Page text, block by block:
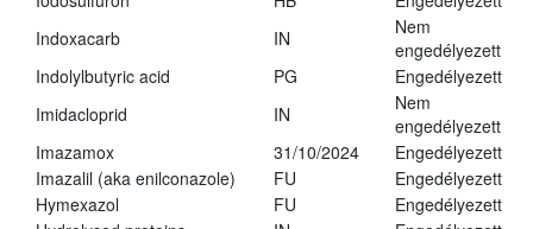
Indoxacarb
IN
Nem
engedélyezett
Indolylbutyric acid
PG
Engedélyezett
Imidacloprid
IN
Nem
engedélyezett
Imazamox
31/10/2024
Engedélyezett
Imazalil (aka enilconazole)
FU
Engedélyezett
Hymexazol
FU
Engedélyezett